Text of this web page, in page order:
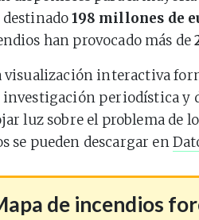
destinado198 millones de
han provocado más de
visualización interactiva
investigación periodística y
luz sobre el problema de
se pueden descargar en
de incendios